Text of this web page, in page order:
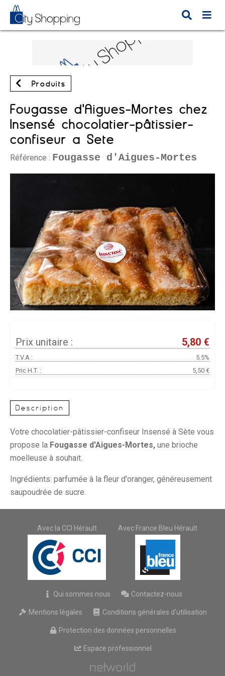
Produits
Fougasse d'Aigues-Mortes chez
Insensé chocolatier-pâtissier-
confiseur à Sète
Référence : Fougasse d'Aigues-Mortes
Prix unitaire : 5,80 €
T.V.A :
5.5%
Pric H.T. :
5,50 €
Description
Votre chocolatier-pâtissier-confiseur Insensé à Sète vous
propose la Fougasse d'Aigues-Mortes, une brioche
moelleuse à souhait.
Ingrédients: parfumée à la fleur d'oranger, généreusement
saupoudrée de sucre.
Avec la CCI Hérault Avec France Bleu Hérault
Qui sommes nous Contactez-nous
Mentions légales Conditions générales d'utilisation
Protection des données personnelles
Espace professionnel